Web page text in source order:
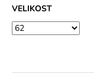
VELIKOST